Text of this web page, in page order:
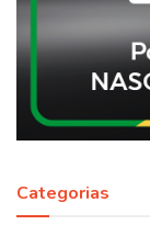
Categorias